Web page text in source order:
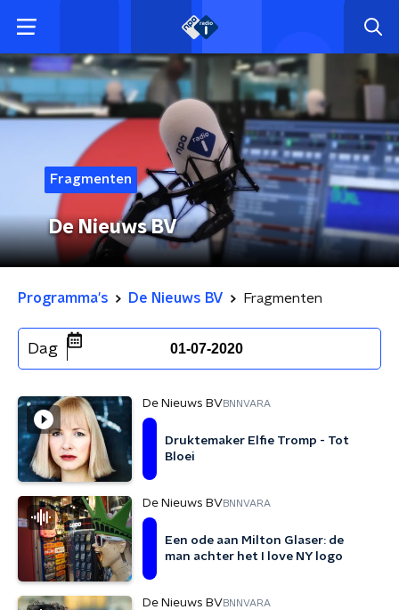
Fragmenten
De Nieuws BV
Programma's De Nieuws BV Fragmenten
Dag 01-07-2020
De Nieuws BVBNNVARA
Druktemaker Elfie Tromp - Tot
Bloei
De Nieuws BVBNNVARA
Een ode aan Milton Glaser: de
man achter het I love NY logo
De Nieuws BVBNNVARA